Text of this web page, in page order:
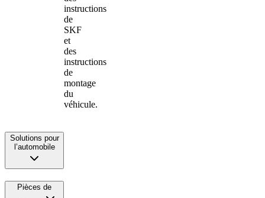
instructions
de
SKF
et
des
instructions
de
montage
du
véhicule.
Solutions pour
l’automobile
Pièces de